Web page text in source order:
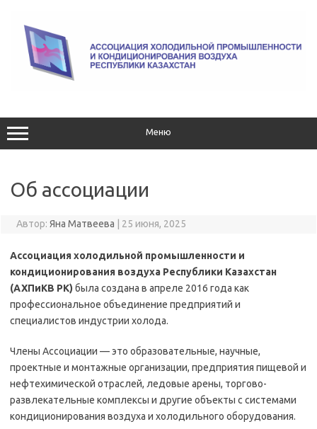
содержимому
Меню
Об ассоциации
Автор: Яна Матвеева 25 июня, 2025
Ассоциация холодильной промышленности и
кондиционирования воздуха Республики Казахстан
(АХПиКВ РК) была создана в апреле 2016 года как
профессиональное объединение предприятий и
специалистов индустрии холода.
Члены Ассоциации — это образовательные, научные,
проектные и монтажные организации, предприятия пищевой и
нефтехимической отраслей, ледовые арены, торгово-
развлекательные комплексы и другие объекты с системами
кондиционирования воздуха и холодильного оборудования.